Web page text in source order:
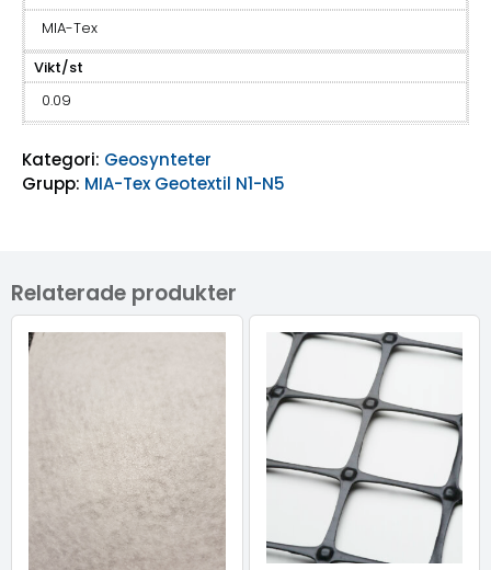
MIA-Tex
Vikt/st
0.09
Kategori: Geosynteter
Grupp: MIA-Tex Geotextil N1-N5
Relaterade produkter